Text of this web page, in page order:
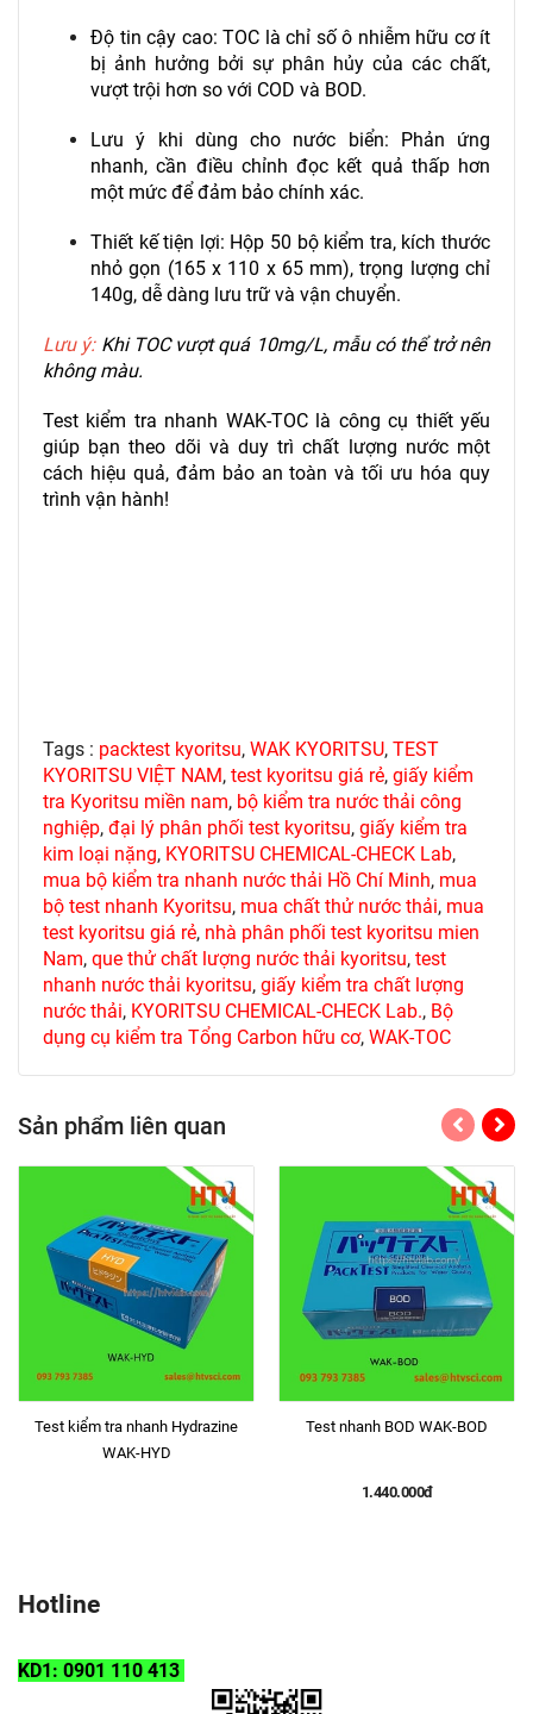
Độ tin cậy cao: TOC là chỉ số ô nhiễm hữu cơ ít
bị ảnh hưởng bởi sự phân hủy của các chất,
vượt trội hơn so với COD và BOD.
Lưu ý khi dùng cho nước biển: Phản ứng
nhanh, cần điều chỉnh đọc kết quả thấp hơn
một mức để đảm bảo chính xác.
Thiết kế tiện lợi: Hộp 50 bộ kiểm tra, kích thước
nhỏ gọn (165 x 110 x 65 mm), trọng lượng chỉ
140g, dễ dàng lưu trữ và vận chuyển.
Lưu ý:Khi TOC vượt quá 10mg/L, mẫu có thể trở nên
không màu.
Test kiểm tra nhanh WAK-TOC là công cụ thiết yếu
giúp bạn theo dõi và duy trì chất lượng nước một
cách hiệu quả, đảm bảo an toàn và tối ưu hóa quy
trình vận hành!
Tags : packtest kyoritsu, WAK KYORITSU, TEST
KYORITSU VIỆT NAM, test kyoritsu giá rẻ, giấy kiểm
tra Kyoritsu miền nam, bộ kiểm tra nước thải công
nghiệp, đại lý phân phối test kyoritsu, giấy kiểm tra
kim loại nặng, KYORITSU CHEMICAL-CHECK Lab,
mua bộ kiểm tra nhanh nước thải Hồ Chí Minh, mua
bộ test nhanh Kyoritsu, mua chất thử nước thải, mua
test kyoritsu giá rẻ, nhà phân phối test kyoritsu mien
Nam, que thử chất lượng nước thải kyoritsu, test
nhanh nước thải kyoritsu, giấy kiểm tra chất lượng
nước thải, KYORITSU CHEMICAL-CHECK Lab., Bộ
dụng cụ kiểm tra Tổng Carbon hữu cơ, WAK-TOC
Sản phẩm liên quan
Test kiểm tra nhanh Hydrazine
WAK-HYD
Test nhanh BOD WAK-BOD
1.440.000đ
Hotline
KD1: 0901 110 413